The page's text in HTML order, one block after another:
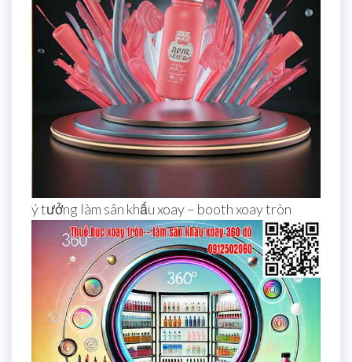
ý tưởng làm sân khấu xoay – booth xoay tròn